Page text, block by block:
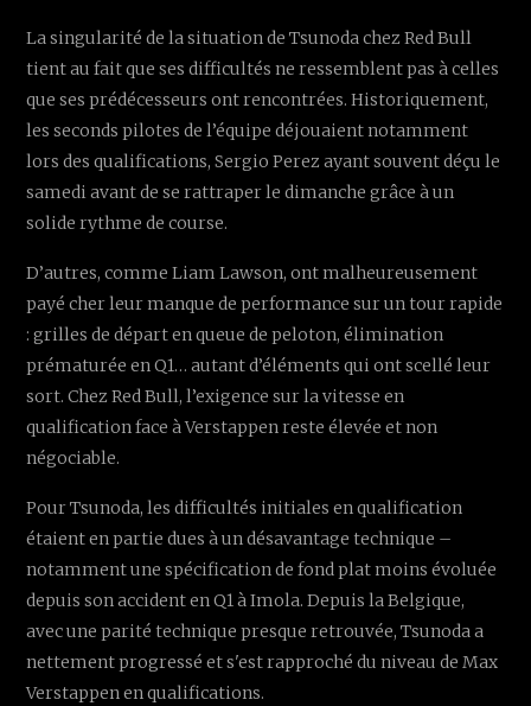
La singularité de la situation de Tsunoda chez Red Bull
tient au fait que ses difficultés ne ressemblent pas à celles
que ses prédécesseurs ont rencontrées. Historiquement,
les seconds pilotes de l’équipe déjouaient notamment
lors des qualifications, Sergio Perez ayant souvent déçu le
samedi avant de se rattraper le dimanche grâce à un
solide rythme de course.
D’autres, comme Liam Lawson, ont malheureusement
payé cher leur manque de performance sur un tour rapide
: grilles de départ en queue de peloton, élimination
prématurée en Q1… autant d’éléments qui ont scellé leur
sort. Chez Red Bull, l’exigence sur la vitesse en
qualification face à Verstappen reste élevée et non
négociable.
Pour Tsunoda, les difficultés initiales en qualification
étaient en partie dues à un désavantage technique –
notamment une spécification de fond plat moins évoluée
depuis son accident en Q1 à Imola. Depuis la Belgique,
avec une parité technique presque retrouvée, Tsunoda a
nettement progressé et s'est rapproché du niveau de Max
Verstappen en qualifications.